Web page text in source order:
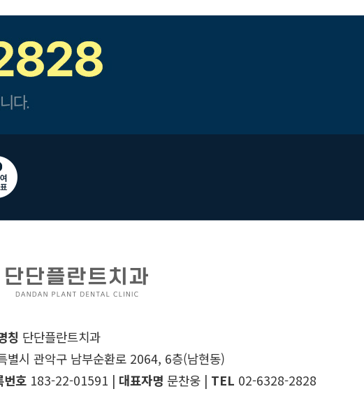
칭 단단플란트치과
별시 관악구 남부순환로 2064, 6층(남현동)
번호 183-22-01591 | 대표자명 문찬웅 | TEL 02-6328-2828